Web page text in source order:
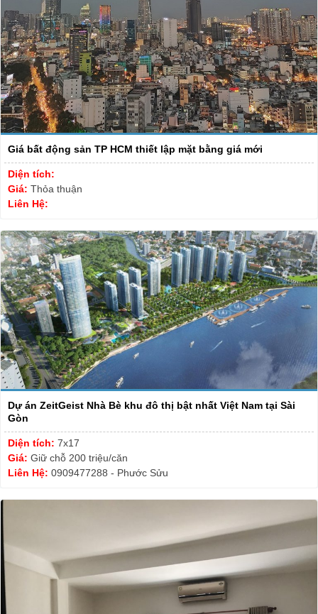
Giá bất động sản TP HCM thiết lập mặt bằng giá mới
Diện tích:
Giá: Thỏa thuận
Liên Hệ:
Dự án ZeitGeist Nhà Bè khu đô thị bật nhất Việt Nam tại Sài
Gòn
Diện tích: 7x17
Giá: Giữ chỗ 200 triệu/căn
Liên Hệ: 0909477288 - Phước Sửu